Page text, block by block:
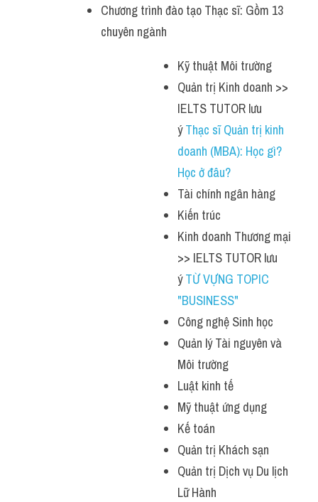
Chương trình đào tạo Thạc sĩ: Gồm 13
chuyên ngành
Kỹ thuật Môi trường
Quản trị Kinh doanh >>
IELTS TUTOR lưu
ý Thạc sĩ Quản trị kinh
doanh (MBA): Học gì?
Học ở đâu?
Tài chính ngân hàng
Kiến trúc
Kinh doanh Thương mại
>> IELTS TUTOR lưu
ý TỪ VỰNG TOPIC
"BUSINESS"
Công nghệ Sinh học
Quản lý Tài nguyên và
Môi trường
Luật kinh tế
Mỹ thuật ứng dụng
Kế toán
Quản trị Khách sạn
Quản trị Dịch vụ Du lịch
Lữ Hành